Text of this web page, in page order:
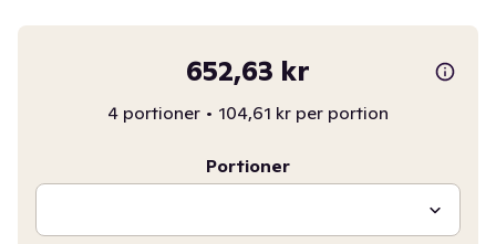
652,63 kr
4 portioner • 104,61 kr per portion
Portioner